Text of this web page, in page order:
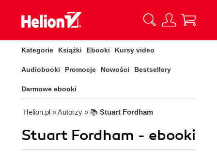
Kategorie Książki Ebooki Kursy video
Audiobooki Promocje Nowości Bestsellery
Darmowe ebooki
Helion.pl » Autorzy » 📚 Stuart Fordham
Stuart Fordham - ebooki